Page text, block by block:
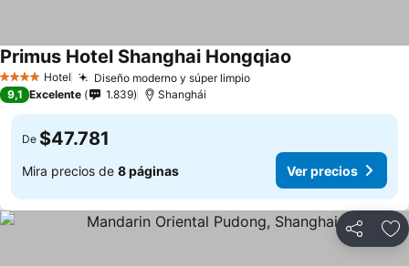
4 EstrellasHotel Diseño moderno y súper limpio
Primus Hotel Shanghai Hongqiao
9,1 Excelente 1.839 Shanghái
De $47.781
Mira precios de 8 páginas Ver precios
Compartir